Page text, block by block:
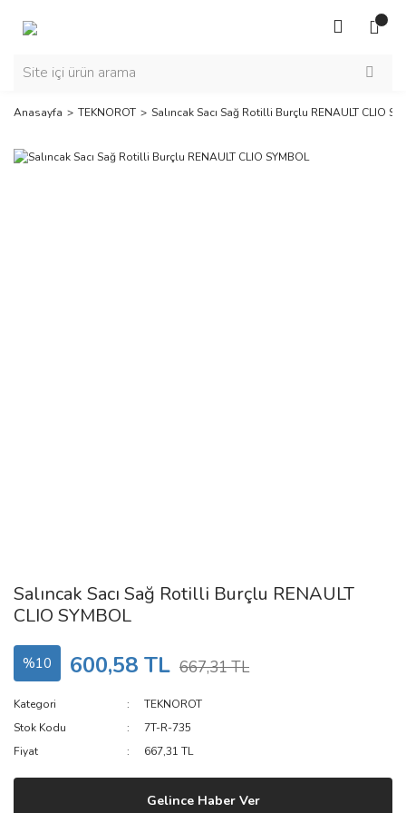
Anasayfa TEKNOROT Salıncak Sacı Sağ Rotilli Burçlu RENAULT CLIO
Salıncak Sacı Sağ Rotilli Burçlu RENAULT
CLIO SYMBOL
%10 600,58 TL 667,31 TL
Kategori
TEKNOROT
Stok Kodu
7T-R-735
Fiyat
667,31 TL
Gelince Haber Ver